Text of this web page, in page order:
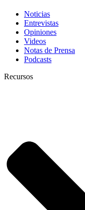
Noticias
Entrevistas
Opiniones
Videos
Notas de Prensa
Podcasts
Recursos